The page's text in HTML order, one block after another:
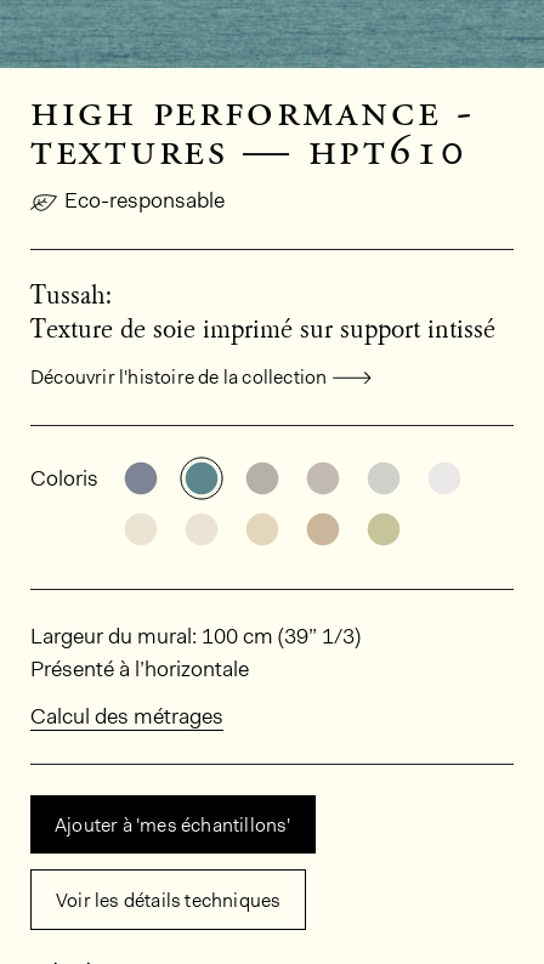
high performance -
textures — hpt610
Eco-responsable
Tussah:
Texture de soie imprimé sur support intissé
Découvrir l'histoire de la collection
Informations générales sur le
Coloris Découvrir d'autres variantes: HPT611
Découvrir d'autres variantes:
Découvrir d'autres
Découvrir d'autres
Découvrir d'autres variantes: HPT603
Découvrir d'autres variantes:
Découvrir d'autres
Découvrir d'autres
Dimensions
Largeur du mural: 100 cm (39” 1/3)
Présenté à l’horizontale
Calcul des métrages
Ajouter à 'mes échantillons'
Voir les détails techniques